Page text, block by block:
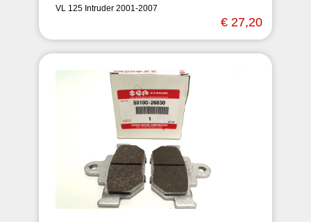
VL 125 Intruder 2001-2007
€ 27,20